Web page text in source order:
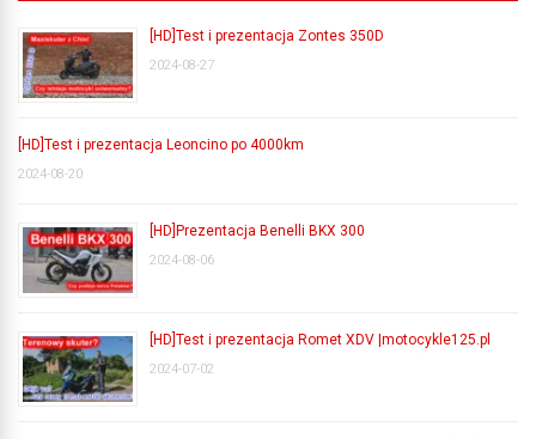
[HD]Test i prezentacja Zontes 350D
2024-08-27
[HD]Test i prezentacja Leoncino po 4000km
2024-08-20
[HD]Prezentacja Benelli BKX 300
2024-08-06
[HD]Test i prezentacja Romet XDV |motocykle125.pl
2024-07-02